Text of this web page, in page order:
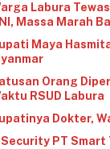
Labura
Massa Marah
Maya
Orang
RSUD Labura
Dokter,
PT Smart